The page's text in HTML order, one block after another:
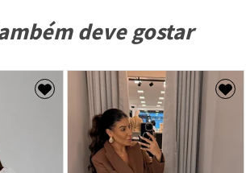
deve gostar